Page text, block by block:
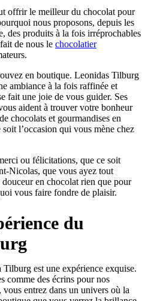
offrir le meilleur du chocolat pour
nous proposons, depuis les
des produits à la fois irréprochables
de nous le chocolatier
en boutique. Leonidas Tilburg
ambiance à la fois raffinée et
fait une joie de vous guider. Ses
aident à trouver votre bonheur
chocolats et gourmandises en
l’occasion qui vous mène chez
ou félicitations, que ce soit
Nicolas, que vous ayez tout
en chocolat rien que pour
vous faire fondre de plaisir.
du
est une expérience exquise.
comme des écrins pour nos
entrez dans un univers où la